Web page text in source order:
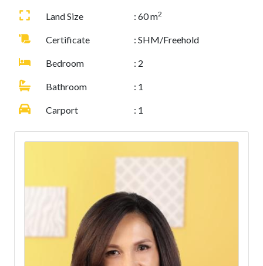
Land Size : 60 m2
Certificate : SHM/Freehold
Bedroom : 2
Bathroom : 1
Carport : 1